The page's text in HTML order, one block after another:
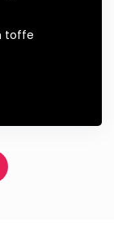
toffe